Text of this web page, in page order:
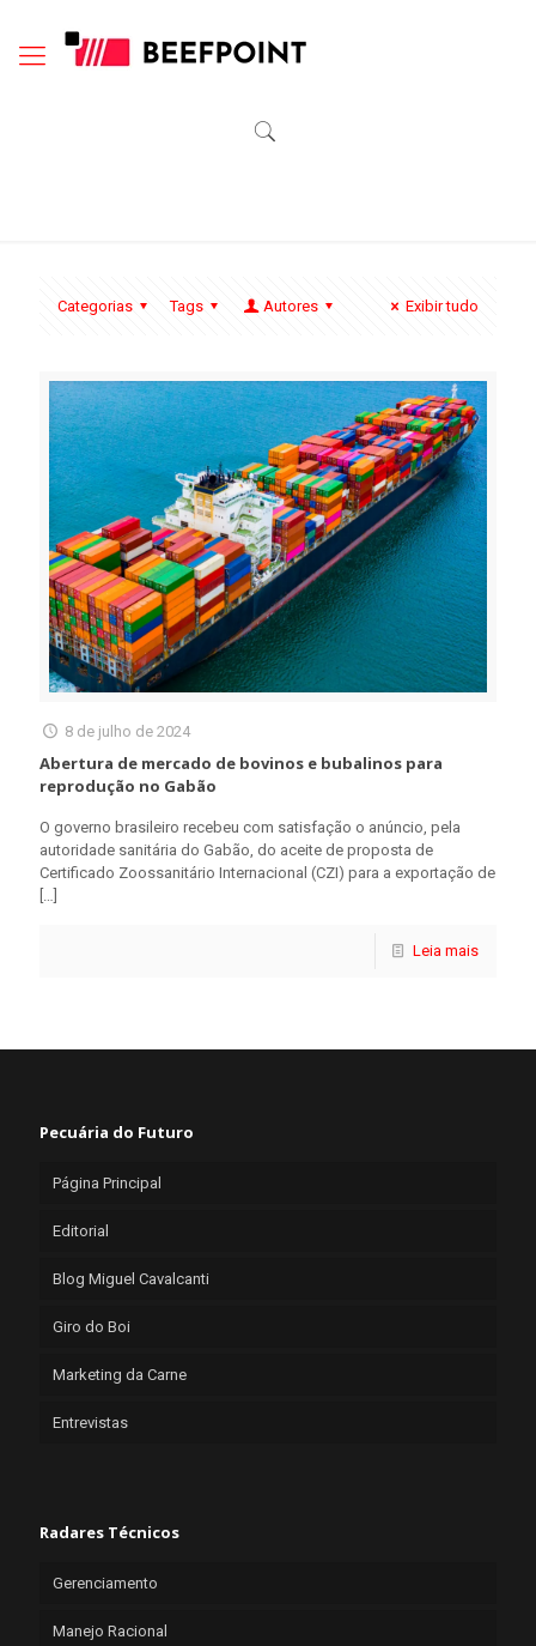
Categorias Tags Autores Exibir tudo
8 de julho de 2024
Abertura de mercado de bovinos e bubalinos para
reprodução no Gabão
O governo brasileiro recebeu com satisfação o anúncio, pela
autoridade sanitária do Gabão, do aceite de proposta de
Certificado Zoossanitário Internacional (CZI) para a exportação de
[…]
Leia mais
Pecuária do Futuro
Página Principal
Editorial
Blog Miguel Cavalcanti
Giro do Boi
Marketing da Carne
Entrevistas
Radares Técnicos
Gerenciamento
Manejo Racional